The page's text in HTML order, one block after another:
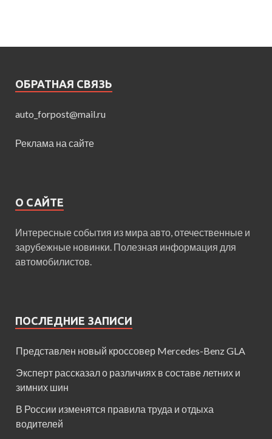
ОБРАТНАЯ СВЯЗЬ
auto_forpost@mail.ru
Реклама на сайте
О САЙТЕ
Интересные события из мира авто, отечественные и
зарубежные новинки. Полезная информация для
автомобилистов.
ПОСЛЕДНИЕ ЗАПИСИ
Представлен новый кроссовер Mercedes-Benz GLA
Эксперт рассказал о различиях в составе летних и
зимних шин
В России изменятся правила труда и отдыха
водителей